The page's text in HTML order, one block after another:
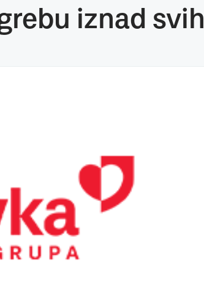
iznad svih